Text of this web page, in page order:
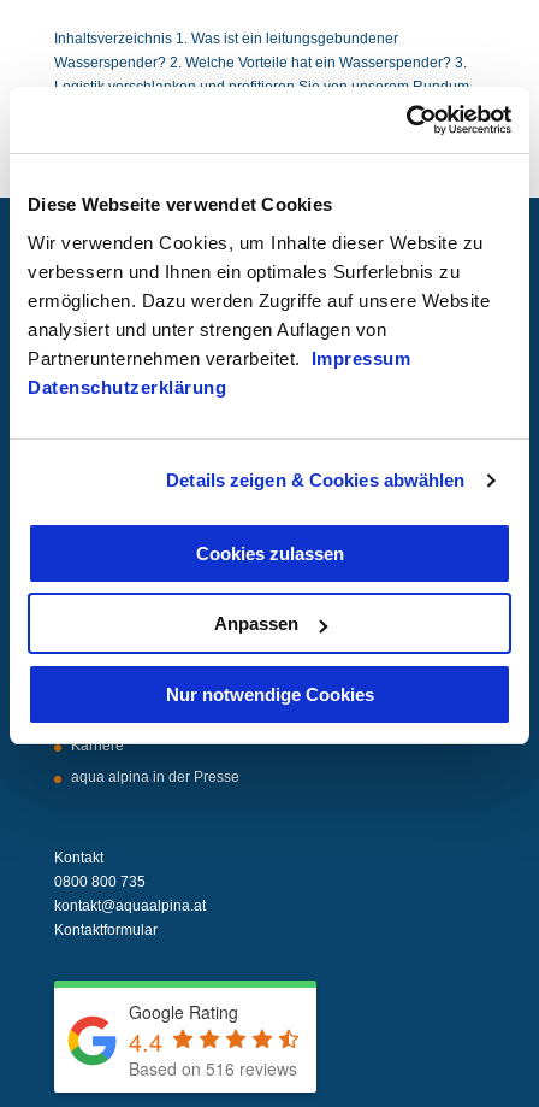
Diese Webseite verwendet Cookies
Wir verwenden Cookies, um Inhalte dieser Website zu
verbessern und Ihnen ein optimales Surferlebnis zu
ermöglichen. Dazu werden Zugriffe auf unsere Website
analysiert und unter strengen Auflagen von
Partnerunternehmen verarbeitet. Impressum
Datenschutzerklärung
Details zeigen & Cookies abwählen
Cookies zulassen
Anpassen
Nur notwendige Cookies
Inhaltsverzeichnis 1. Was ist ein leitungsgebundener
Wasserspender? 2. Welche Vorteile hat ein Wasserspender? 3.
Logistik verschlanken und profitieren Sie von unserem Rundum-
Produkte für Unternehmen
Kurzzeitig Mieten
Häufige Fragen
Unser Unternehmen
Karriere
aqua alpina in der Presse
Kontakt
0800 800 735
kontakt@aquaalpina.at
Kontaktformular
Google Rating
4.4
Based on 516 reviews